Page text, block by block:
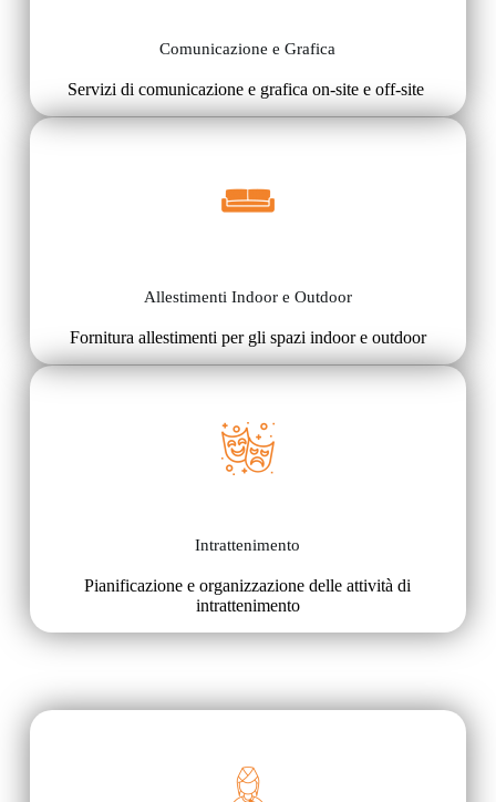
Comunicazione e Grafica
Servizi di comunicazione e grafica on-site e off-site
Allestimenti Indoor e Outdoor
Fornitura allestimenti per gli spazi indoor e outdoor
Intrattenimento
Pianificazione e organizzazione delle attività di
intrattenimento